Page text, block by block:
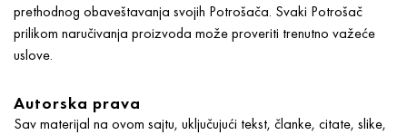
prethodnog obaveštavanja svojih Potrošača. Svaki Potrošač
prilikom naručivanja proizvoda može proveriti trenutno važeće
uslove.
Autorska prava
Sav materijal na ovom sajtu, uključujući tekst, članke, citate, slike,